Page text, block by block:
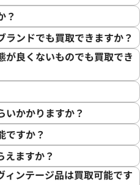
いただき誠にありがとうご
なブランド品をご満足いた
こと、大変嬉しく思います。
満足いただける買取を提供
新の市場相場をしっかりと把
えすることが不可欠です。弊
品、為替の変動、生産数等
？
ンドでも買取できますか？
が良くないものでも買取でき
いかかりますか？
ですか？
えますか？
ィンテージ品は買取可能です